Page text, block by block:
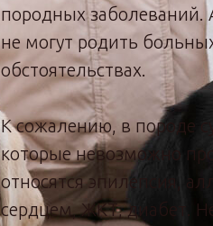
породных заболеваний.
не могут родить
обстоятельствах.
К сожалению, в породе
которые невозможно
относятся эпилепсия,
сердцем, ЖКТ, диабет.